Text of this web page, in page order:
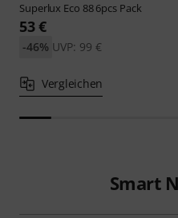
Superlux Eco 88 6pcs Pack
53 €
UVP: 99 €
-46%
Vergleichen
Smart